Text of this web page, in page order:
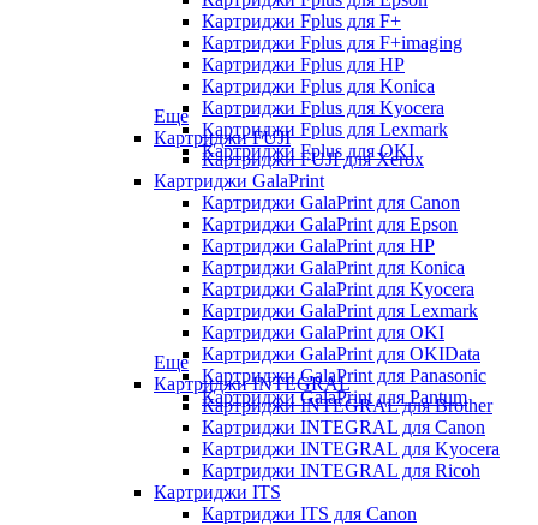
Картриджи Fplus для F+
Картриджи Fplus для F+imaging
Картриджи Fplus для HP
Картриджи Fplus для Konica
Картриджи Fplus для Kyocera
Картриджи Fplus для Lexmark
Картриджи Fplus для OKI
Еще
Картриджи FUJI
Картриджи FUJI для Xerox
Картриджи GalaPrint
Картриджи GalaPrint для Canon
Картриджи GalaPrint для Epson
Картриджи GalaPrint для HP
Картриджи GalaPrint для Konica
Картриджи GalaPrint для Kyocera
Картриджи GalaPrint для Lexmark
Картриджи GalaPrint для OKI
Картриджи GalaPrint для OKIData
Картриджи GalaPrint для Panasonic
Картриджи GalaPrint для Pantum
Еще
Картриджи INTEGRAL
Картриджи INTEGRAL для Brother
Картриджи INTEGRAL для Canon
Картриджи INTEGRAL для Kyocera
Картриджи INTEGRAL для Ricoh
Картриджи ITS
Картриджи ITS для Canon